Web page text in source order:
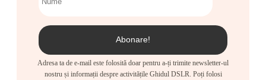
Adresa ta de e-mail este folosită doar pentru a-ți trimite newsletter-ul
nostru și informații despre activitățile Ghidul DSLR. Poți folosi